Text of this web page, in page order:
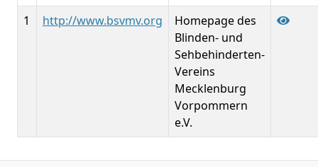
1
http://www.bsvmv.org
Homepage des
Blinden- und
Sehbehinderten-
Vereins
Mecklenburg
Vorpommern
e.V.